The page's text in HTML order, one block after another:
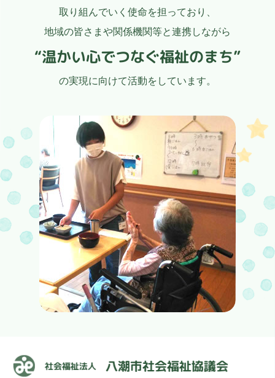
取り組んでいく使命を担っており、
地域の皆さまや関係機関等と連携しながら
“温かい心でつなぐ福祉のまち”
の実現に向けて活動をしています。